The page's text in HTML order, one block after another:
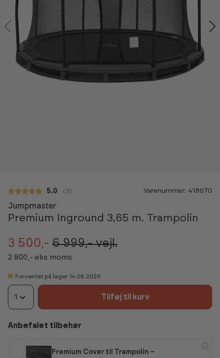
Gennemsnitlig vurdering:
5.0 ( stemmer:
3 ) Varenummer: 418670
Jumpmaster
Premium Inground 3,65 m. Trampolin
3 500,- 6 999,-vejl.
2 800,- eks moms
Forventet på lager 14.08.2026
1 Tilføj til kurv
Anbefalet tilbehør
Premium Cover til Trampolin –